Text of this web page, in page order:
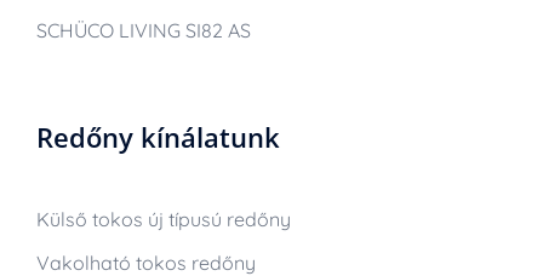
SCHÜCO LIVING SI82 AS
Redőny kínálatunk
Külső tokos új típusú redőny
Vakolható tokos redőny